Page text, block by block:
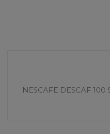
NESCAFE DESCAF 100